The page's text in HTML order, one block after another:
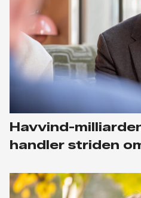
Havvind-
handler striden